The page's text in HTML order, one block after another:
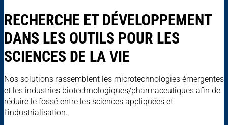
RECHERCHE ET DÉVELOPPEMENT
DANS LES OUTILS POUR LES
SCIENCES DE LA VIE
Nos solutions rassemblent les microtechnologies émergentes
et les industries biotechnologiques/pharmaceutiques afin de
réduire le fossé entre les sciences appliquées et
l’industrialisation.